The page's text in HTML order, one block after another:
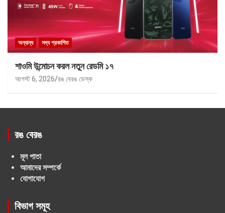
অন্যান্য সদ্য প্রকাশিত
শাওমি উন্মোচন করল নতুন রেডমি ১৭
আগস্ট 6, 2026 রঙ বেরঙ ডেস্ক
রঙ বেরঙ
মূল পাতা
আমাদের সম্পর্কে
যোগাযোগ
বিভাগ সমূহ